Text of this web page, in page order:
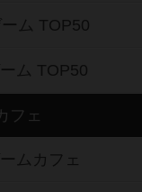
ム TOP50
ム TOP50
フェ
ムカフェ